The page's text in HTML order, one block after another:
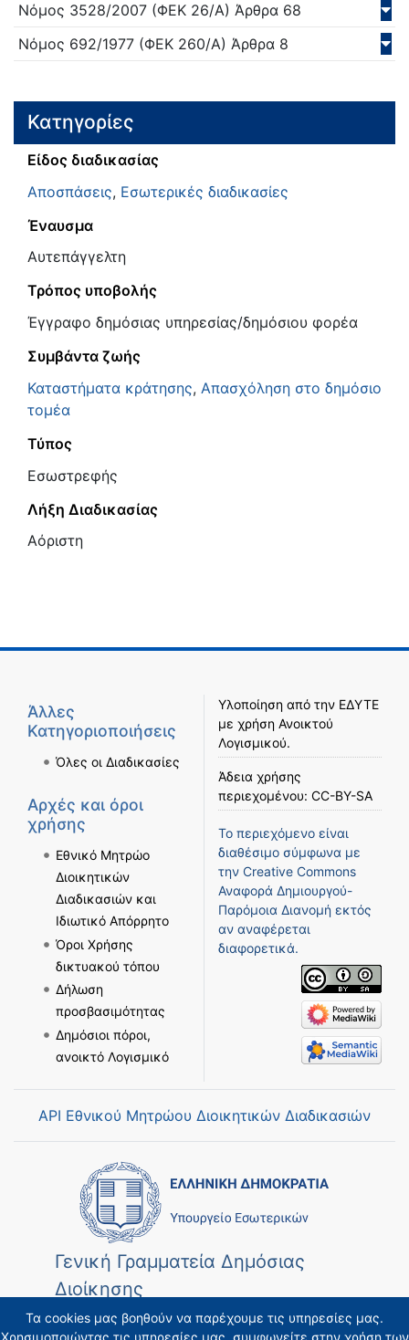
Νόμος 3528/2007 (ΦΕΚ 26/Α) Άρθρα 68
Νόμος 692/1977 (ΦΕΚ 260/Α) Άρθρα 8
Κατηγορίες
Είδος διαδικασίας
Αποσπάσεις, Εσωτερικές διαδικασίες
Έναυσμα
Αυτεπάγγελτη
Τρόπος υποβολής
Έγγραφο δημόσιας υπηρεσίας/δημόσιου φορέα
Συμβάντα ζωής
Καταστήματα κράτησης, Απασχόληση στο δημόσιο
τομέα
Τύπος
Εσωστρεφής
Λήξη Διαδικασίας
Αόριστη
Τα cookies μας βοηθούν να παρέχουμε τις υπηρεσίες μας.
Άλλες
Κατηγοριοποιήσεις
Όλες οι Διαδικασίες
Αρχές και όροι
χρήσης
Εθνικό Μητρώο
Διοικητικών
Διαδικασιών και
Ιδιωτικό Απόρρητο
Όροι Χρήσης
δικτυακού τόπου
Δήλωση
προσβασιμότητας
Δημόσιοι πόροι,
ανοικτό Λογισμικό
Υλοποίηση από την ΕΔΥΤΕ
με χρήση Ανοικτού
Λογισμικού.
Άδεια χρήσης
περιεχομένου: CC-BY-SA
Το περιεχόμενο είναι
διαθέσιμο σύμφωνα με
την Creative Commons
Αναφορά Δημιουργού-
Παρόμοια Διανομή εκτός
αν αναφέρεται
διαφορετικά.
API Εθνικού Μητρώου Διοικητικών Διαδικασιών
Γενική Γραμματεία Δημόσιας
Διοίκησης